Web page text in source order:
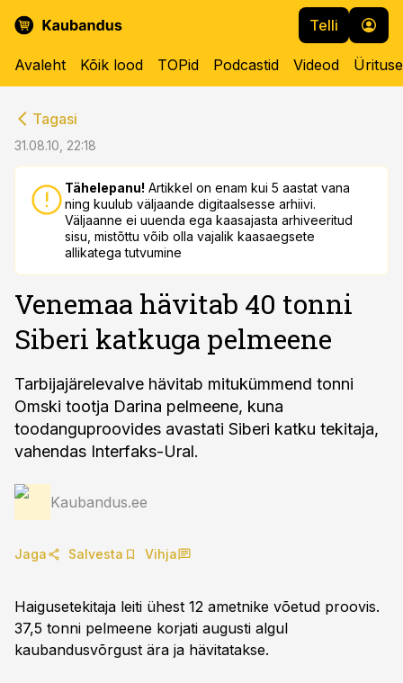
Telli
Avaleht Kõik lood TOPid Podcastid Videod
Tagasi
31.08.10, 22:18
Tähelepanu! Artikkel on enam kui 5 aastat vana
ning kuulub väljaande digitaalsesse arhiivi.
Väljaanne ei uuenda ega kaasajasta arhiveeritud
sisu, mistõttu võib olla vajalik kaasaegsete
allikatega tutvumine
Venemaa hävitab 40 tonni
Siberi katkuga pelmeene
Tarbijajärelevalve hävitab mitukümmend tonni
Omski tootja Darina pelmeene, kuna
toodanguproovides avastati Siberi katku tekitaja,
vahendas Interfaks-Ural.
Kaubandus.ee
Jaga Salvesta Vihja
Haigusetekitaja leiti ühest 12 ametnike võetud proovis.
37,5 tonni pelmeene korjati augusti algul
kaubandusvõrgust ära ja hävitatakse.